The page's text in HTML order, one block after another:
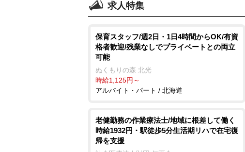
求人特集
保育スタッフ/週2日・1日4時間からOK/有資
格者歓迎/残業なしでプライベートとの両立
可能
ぬくもりの森 北光
時給1,125円～
アルバイト・パート / 北海道
老健勤務の作業療法士/地域に根差して働く
時給1932円・駅徒歩5分生活期リハで在宅復
帰を支援